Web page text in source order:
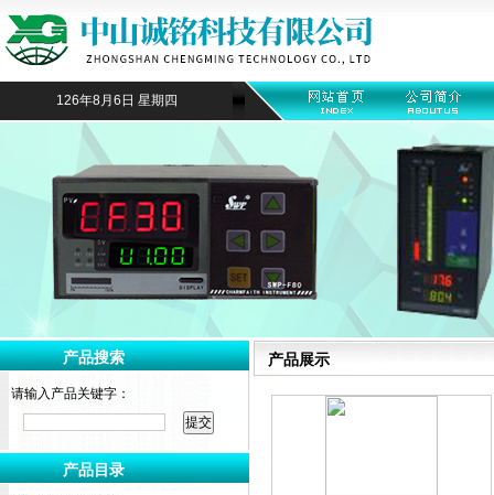
126年8月6日 星期四
产品搜索
请输入产品关键字：
产品目录
产品展示